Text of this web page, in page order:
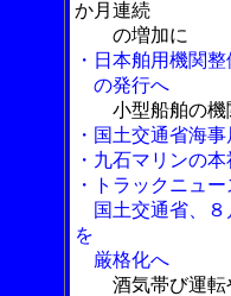
か月連続
の増加に
・日本舶用機関
の発行へ
小型船舶の
・国土交通省海
・九石マリンの
・トラックニュー
国土交通省、８
を
厳格化へ
酒気帯び運